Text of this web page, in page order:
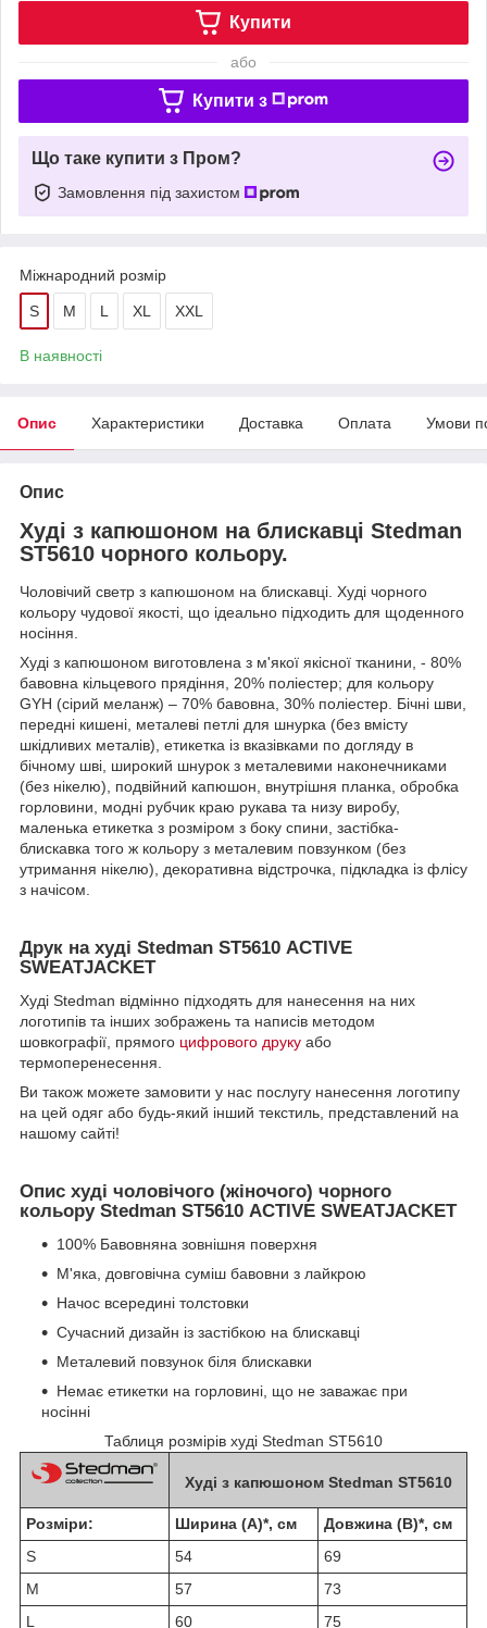
Купити
або
Купити з
Що таке купити з Пром?
Замовлення під захистом
Міжнародний розмір
S M L XL XXL
В наявності
Опис Характеристики Доставка Оплата Умови
Опис
Худі з капюшоном на блискавці Stedman
ST5610 чорного кольору.
Чоловічий светр з капюшоном на блискавці. Худі чорного
кольору чудової якості, що ідеально підходить для щоденного
носіння.
Худі з капюшоном виготовлена ​​з м'якої якісної тканини, - 80%
бавовна кільцевого прядіння, 20% поліестер; для кольору
GYH (сірий меланж) – 70% бавовна, 30% поліестер. Бічні шви,
передні кишені, металеві петлі для шнурка (без вмісту
шкідливих металів), етикетка із вказівками по догляду в
бічному шві, широкий шнурок з металевими наконечниками
(без нікелю), подвійний капюшон, внутрішня планка, обробка
горловини, модні рубчик краю рукава та низу виробу,
маленька етикетка з розміром з боку спини, застібка-
блискавка того ж кольору з металевим повзунком (без
утримання нікелю), декоративна відстрочка, підкладка із флісу
з начісом.
Друк на худі Stedman ST5610 ACTIVE
SWEATJACKET
Худі Stedman відмінно підходять для нанесення на них
логотипів та інших зображень та написів методом
шовкографії, прямого цифрового друку або
термоперенесення.
Ви також можете замовити у нас послугу нанесення логотипу
на цей одяг або будь-який інший текстиль, представлений на
нашому сайті!
Опис худі чоловічого (жіночого) чорного
кольору Stedman ST5610 ACTIVE SWEATJACKET
100% Бавовняна зовнішня поверхня
М'яка, довговічна суміш бавовни з лайкрою
Начос всередині толстовки
Сучасний дизайн із застібкою на блискавці
Металевий повзунок біля блискавки
Немає етикетки на горловині, що не заважає при
носінні
Таблиця розмірів худі Stedman ST5610
Худі з капюшоном Stedman ST5610
Розміри: Ширина (A)*, см
Довжина (B)*, см
S
54
69
M
57
73
L
60 75